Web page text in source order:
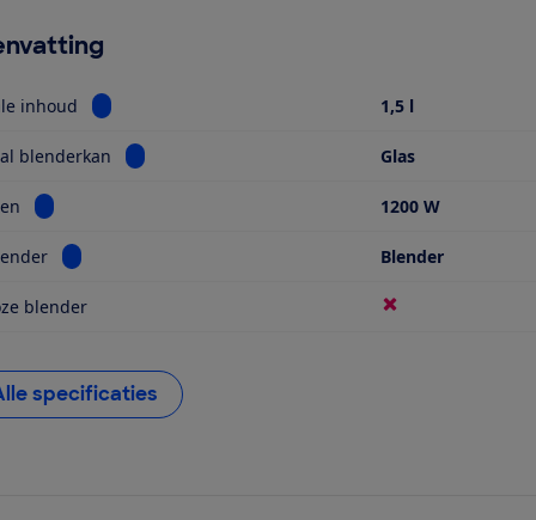
inhoud Bekijk informatie voor Maximale inhoud
1,5 l
blenderkan Bekijk informatie voor Materiaal blenderkan
Glas
Bekijk informatie voor Vermogen 1200 W
Bekijk informatie voor Soort blender Blender
blender
specificaties